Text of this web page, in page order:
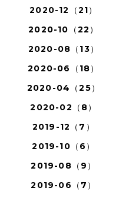
2020-12（21）
2020-10（22）
2020-08（13）
2020-06（18）
2020-04（25）
2020-02（8）
2019-12（7）
2019-10（6）
2019-08（9）
2019-06（7）